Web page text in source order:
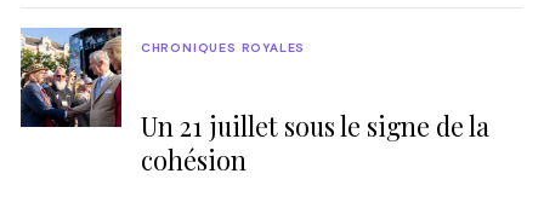
Un 21 juillet sous le signe de la
cohésion
CHRONIQUES ROYALES